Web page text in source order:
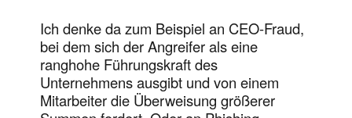
Ich denke da zum Beispiel an CEO-Fraud,
bei dem sich der Angreifer als eine
ranghohe Führungskraft des
Unternehmens ausgibt und von einem
Mitarbeiter die Überweisung größerer